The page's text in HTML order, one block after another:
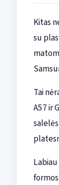
Kitas
su
Tai
A57 ir